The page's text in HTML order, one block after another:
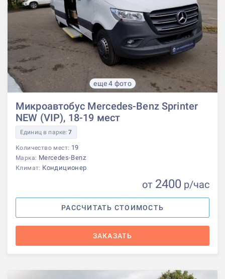
еще 4 фото
Микроавтобус Mercedes-Benz Sprinter
NEW (VIP), 18-19 мест
Единиц в парке:7
Количество мест: 19
Марка: Mercedes-Benz
Климат: Кондиционер
от 2400 р/час
РАССЧИТАТЬ СТОИМОСТЬ
ЗАКАЗАТЬ